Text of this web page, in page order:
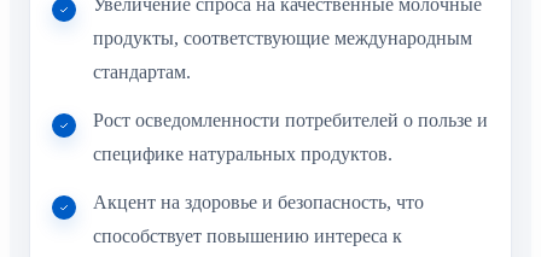
Увеличение спроса на качественные молочные
продукты, соответствующие международным
стандартам.
Рост осведомленности потребителей о пользе и
специфике натуральных продуктов.
Акцент на здоровье и безопасность, что
способствует повышению интереса к